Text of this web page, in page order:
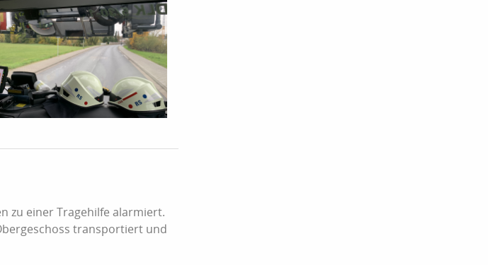
zu einer Tragehilfe alarmiert.
transportiert und